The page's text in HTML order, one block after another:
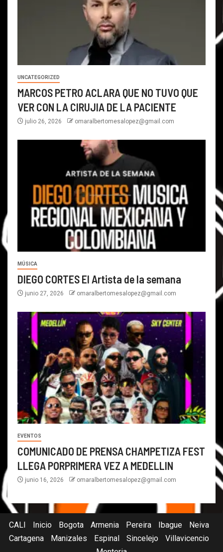
UNCATEGORIZED
MARCOS PETRO ACLARA QUE NO TUVO QUE
VER CON LA CIRUJIA DE LA PACIENTE
julio 26, 2026 omaralbertomesalopez@gmail.com
MÚSICA
DIEGO CORTES El Artista de la semana
junio 27, 2026 omaralbertomesalopez@gmail.com
EVENTOS
COMUNICADO DE PRENSA CHAMPETIZA FEST
LLEGA PORPRIMERA VEZ A MEDELLIN
junio 16, 2026 omaralbertomesalopez@gmail.com
CALI Inicio Bogota Armenia Pereira Ibague
Neiva
Cartagena
Manizales Espinal Sincelejo
Villavicencio